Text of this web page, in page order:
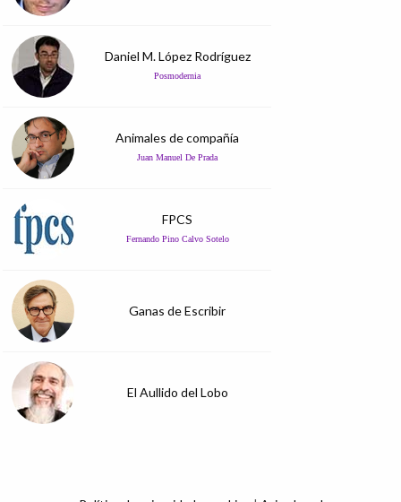
Daniel M. López Rodríguez
Posmodernia
Animales de compañía
Juan Manuel De Prada
FPCS
Fernando Pino Calvo Sotelo
Ganas de Escribir
El Aullido del Lobo